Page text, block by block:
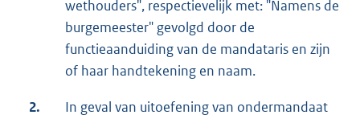
wethouders", respectievelijk met: "Namens de
burgemeester" gevolgd door de
functieaanduiding van de mandataris en zijn
of haar handtekening en naam.
2.
In geval van uitoefening van ondermandaat